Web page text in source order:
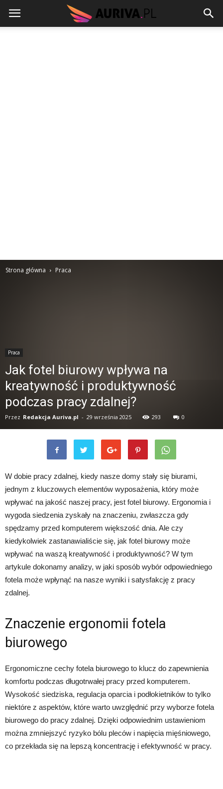
Strona główna Praca
Praca
Jak fotel biurowy wpływa na
kreatywność i produktywność
podczas pracy zdalnej?
Przez Redakcja Auriva.pl - 29 września 2025 293 0
W dobie pracy zdalnej, kiedy nasze domy stały się biurami,
jednym z kluczowych elementów wyposażenia, który może
wpływać na jakość naszej pracy, jest fotel biurowy. Ergonomia i
wygoda siedzenia zyskały na znaczeniu, zwłaszcza gdy
spędzamy przed komputerem większość dnia. Ale czy
kiedykolwiek zastanawialiście się, jak fotel biurowy może
wpływać na waszą kreatywność i produktywność? W tym
artykule dokonamy analizy, w jaki sposób wybór odpowiedniego
fotela może wpłynąć na nasze wyniki i satysfakcję z pracy
zdalnej.
Znaczenie ergonomii fotela
biurowego
Ergonomiczne cechy fotela biurowego to klucz do zapewnienia
komfortu podczas długotrwałej pracy przed komputerem.
Wysokość siedziska, regulacja oparcia i podłokietników to tylko
niektóre z aspektów, które warto uwzględnić przy wyborze fotela
biurowego do pracy zdalnej. Dzięki odpowiednim ustawieniom
można zmniejszyć ryzyko bólu pleców i napięcia mięśniowego,
co przekłada się na lepszą koncentrację i efektywność w pracy.